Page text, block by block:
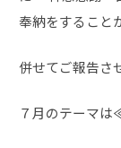
奉納をすること
併せてご報告さ
７月のテーマは